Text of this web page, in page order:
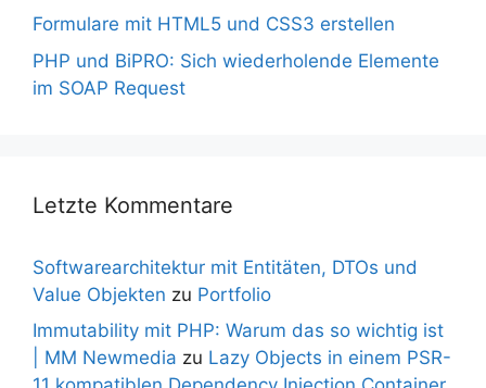
Formulare mit HTML5 und CSS3 erstellen
PHP und BiPRO: Sich wiederholende Elemente
im SOAP Request
Letzte Kommentare
Softwarearchitektur mit Entitäten, DTOs und
Value Objekten zu Portfolio
Immutability mit PHP: Warum das so wichtig ist
| MM Newmedia zu Lazy Objects in einem PSR-